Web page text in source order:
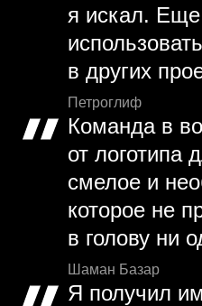
я искал. Еще
в других
Петроглиф
Команда в
от логотипа
смелое и
которое не
в голову ни
Шаман Базар
Я получил